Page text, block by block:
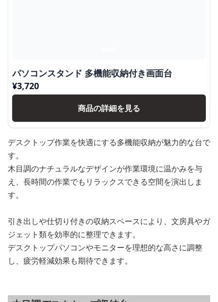
パソコンスタンド 多機能収納付き画面台
¥3,720
商品の詳細を見る
デスクトップ作業を快適にする多機能収納が魅力的な台で
す。
木目調のナチュラルなデザインが作業環境に温かみを与
え、長時間の作業でもリラックスできる空間を演出しま
す。
引き出しや仕切り付きの収納スペースにより、文房具やガ
ジェット類を効率的に整理できます。
デスクトップパソコンやモニターを理想的な高さに調整
し、疲労軽減効果も期待できます。